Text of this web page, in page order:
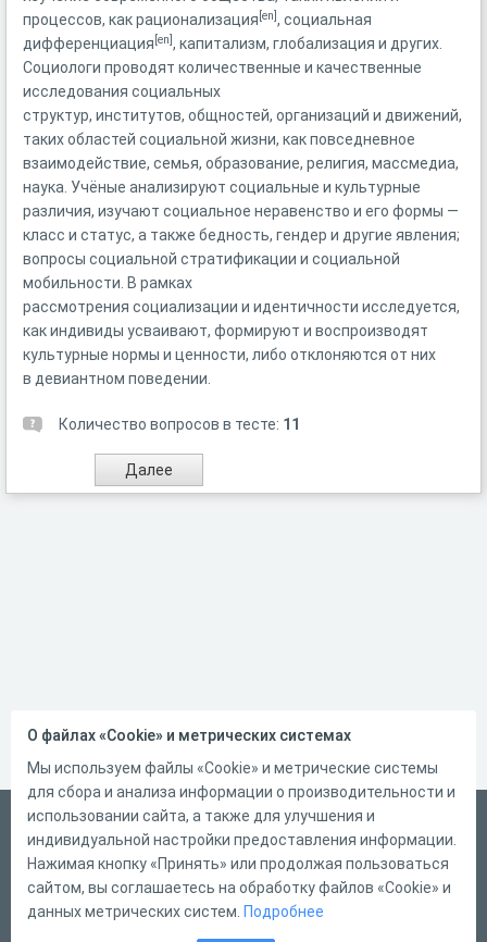
процессов, какрационализация [en], социальная
дифференциация [en], капитализм, глобализация и других.
Социологи проводят количественные и качественные
исследования социальных
структур, институтов, общностей, организаций и движений,
таких областей социальной жизни, как повседневное
взаимодействие, семья, образование, религия, массмедиа,
наука. Учёные анализируют социальные и культурные
различия, изучают социальное неравенство и его формы —
класс и статус, а также бедность, гендер и другие явления;
вопросы социальной стратификации и социальной
мобильности. В рамках
рассмотрения социализации и идентичности исследуется,
как индивиды усваивают, формируют и воспроизводят
культурные нормы и ценности, либо отклоняются от них
в девиантном поведении.
Количество вопросов в тесте: 11
Русский
Справка
Форма обратной связи
О файлах «Cookie» и метрических системах
Мы используем файлы «Cookie» и метрические системы
для сбора и анализа информации о производительности и
использовании сайта, а также для улучшения и
индивидуальной настройки предоставления информации.
Нажимая кнопку «Принять» или продолжая пользоваться
сайтом, вы соглашаетесь на обработку файлов «Cookie» и
данных метрических систем. Подробнее